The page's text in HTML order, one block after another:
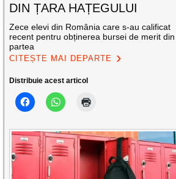
DIN ȚARA HAȚEGULUI
Zece elevi din România care s-au calificat
recent pentru obținerea bursei de merit din
partea
CITEȘTE MAI DEPARTE
Distribuie acest articol